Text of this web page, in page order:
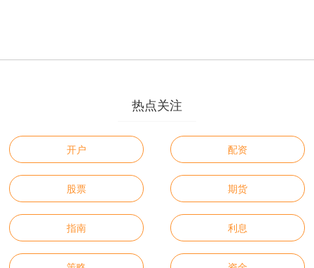
热点关注
开户 配资
股票 期货
指南 利息